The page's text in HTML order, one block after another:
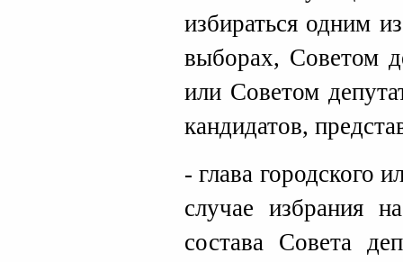
избираться одним
выборах, Советом
или Советом
кандидатов,
- глава городского
случае избрания
состава Совета